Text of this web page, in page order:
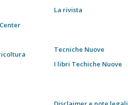
La rivista
Tecniche Nuove
I libri Techiche Nuove